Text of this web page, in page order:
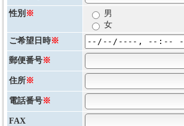
性別 ※
男
女
ご希望日時※
郵便番号※
住所※
電話番号※
FAX